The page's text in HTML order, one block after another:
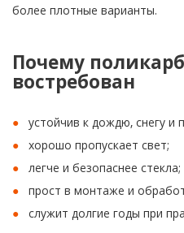
более плотные варианты.
Почему
востребован
устойчив к дождю, снегу и
хорошо пропускает свет;
легче и безопаснее стекла;
прост в монтаже и
служит долгие годы при